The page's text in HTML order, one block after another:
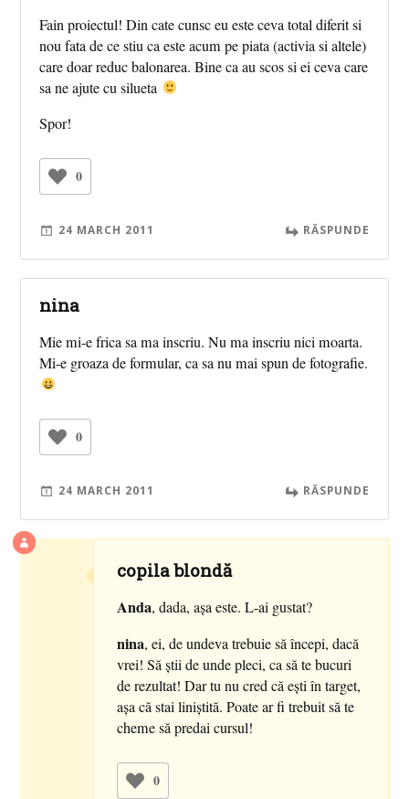
Fain proiectul! Din cate cunsc eu este ceva total diferit si
nou fata de ce stiu ca este acum pe piata (activia si altele)
care doar reduc balonarea. Bine ca au scos si ei ceva care
sa ne ajute cu silueta
Spor!
0
24 MARCH 2011 RĂSPUNDE
nina
Mie mi-e frica sa ma inscriu. Nu ma inscriu nici moarta.
Mi-e groaza de formular, ca sa nu mai spun de fotografie.
0
24 MARCH 2011 RĂSPUNDE
copila blondă
Anda, dada, aşa este. L-ai gustat?
nina, ei, de undeva trebuie să începi, dacă
vrei! Să ştii de unde pleci, ca să te bucuri
de rezultat! Dar tu nu cred că eşti în target,
aşa că stai liniştită. Poate ar fi trebuit să te
cheme să predai cursul!
0